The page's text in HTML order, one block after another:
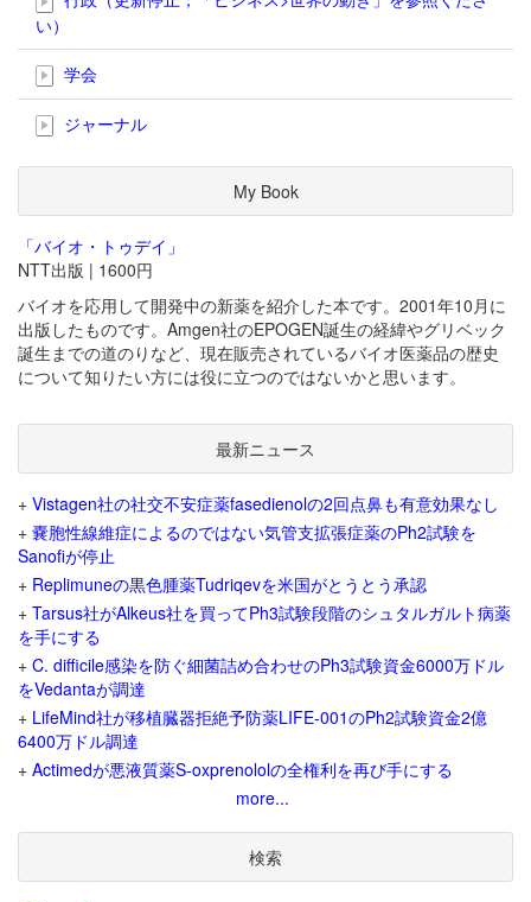
い）
学会
ジャーナル
My Book
「バイオ・トゥデイ」
NTT出版 | 1600円
バイオを応用して開発中の新薬を紹介した本です。2001年10月に
出版したものです。Amgen社のEPOGEN誕生の経緯やグリベック
誕生までの道のりなど、現在販売されているバイオ医薬品の歴史
について知りたい方には役に立つのではないかと思います。
最新ニュース
+ Vistagen社の社交不安症薬fasedienolの2回点鼻も有意効果なし
+ 嚢胞性線維症によるのではない気管支拡張症薬のPh2試験を
Sanofiが停止
+ Replimuneの黒色腫薬Tudriqevを米国がとうとう承認
+ Tarsus社がAlkeus社を買ってPh3試験段階のシュタルガルト病薬
を手にする
+ C. difficile感染を防ぐ細菌詰め合わせのPh3試験資金6000万ドル
をVedantaが調達
+ LifeMind社が移植臓器拒絶予防薬LIFE-001のPh2試験資金2億
6400万ドル調達
+ Actimedが悪液質薬S-oxprenololの全権利を再び手にする
more...
検索